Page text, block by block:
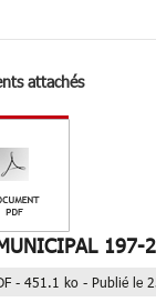
attachés
197-
- 451.1 ko - Publié le